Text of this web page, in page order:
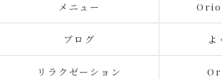
メニュー
ブログ よ
リラクゼーション